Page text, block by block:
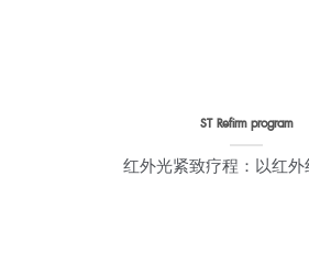
ST Refirm program
红外光紧致疗程：以红外